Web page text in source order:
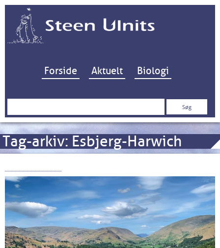
Hop til indhold
Forside Aktuelt Biologi
Søg
Tag-arkiv: Esbjerg-Harwich